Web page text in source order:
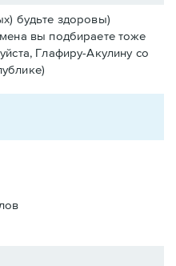
будьте здоровы)
вы подбираете тоже
Глафиру-Акулину со